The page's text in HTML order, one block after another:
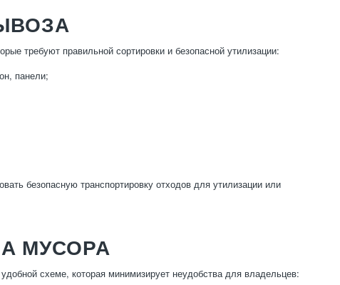
требуют правильной сортировки и безопасной утилизации:
панели;
безопасную транспортировку отходов для утилизации или
МУСОРА
схеме, которая минимизирует неудобства для владельцев: